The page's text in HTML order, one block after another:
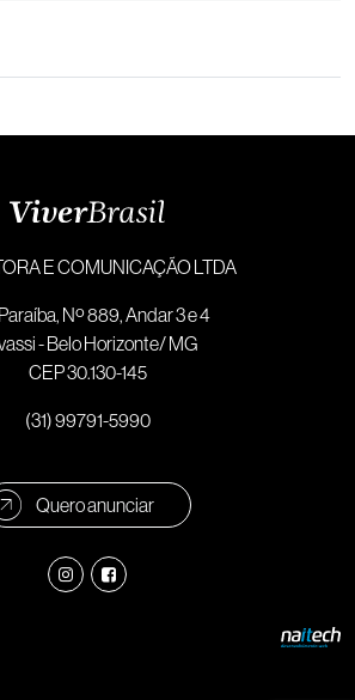
E COMUNICAÇÃO LTDA
Nº 889, Andar 3 e 4
- Belo Horizonte/ MG
CEP 30.130-145
(31) 99791-5990
Quero anunciar